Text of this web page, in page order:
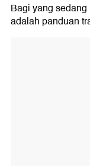
Bagi yang
adalah panduan